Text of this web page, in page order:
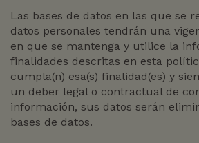
Las bases de datos en las que se
datos personales tendrán una
en que se mantenga y utilice la
finalidades descritas en esta
cumpla(n) esa(s) finalidad(es) y
un deber legal o contractual de
información, sus datos serán
bases de datos.